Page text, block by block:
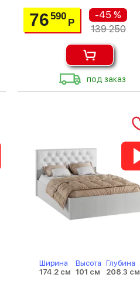
76590
Р
-45 %
139 250
под заказ
Ширина
174.2 см
Высота
101 см
Глубина
208.3 см